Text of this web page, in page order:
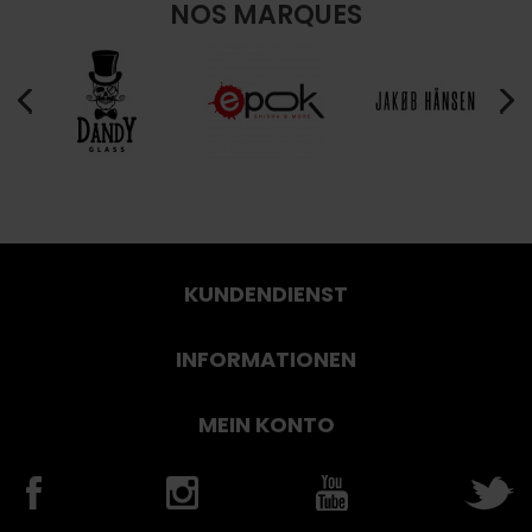
NOS MARQUES
KUNDENDIENST
INFORMATIONEN
MEIN KONTO